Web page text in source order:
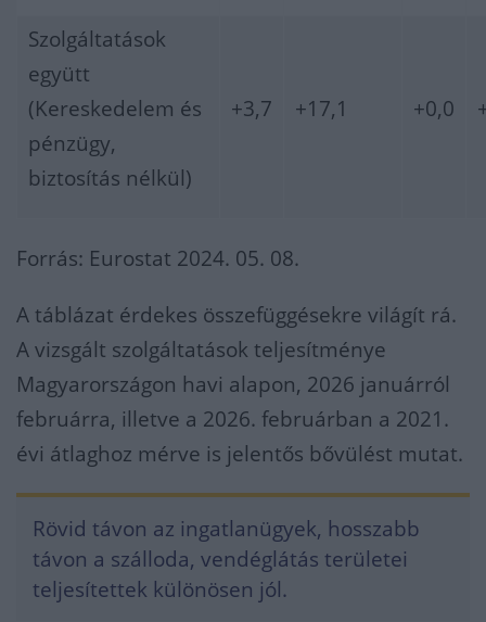
Szolgáltatások
együtt
(Kereskedelem és
pénzügy,
biztosítás nélkül)
+3,7 +17,1 +0,0
Forrás: Eurostat 2024. 05. 08.
A táblázat érdekes összefüggésekre világít rá.
A vizsgált szolgáltatások teljesítménye
Magyarországon havi alapon, 2026 januárról
februárra, illetve a 2026. februárban a 2021.
évi átlaghoz mérve is jelentős bővülést mutat.
Rövid távon az ingatlanügyek, hosszabb
távon a szálloda, vendéglátás területei
teljesítettek különösen jól.